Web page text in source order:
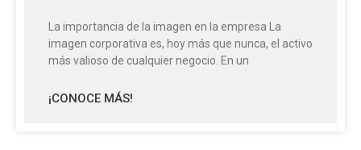
La importancia de la imagen en la empresa La
imagen corporativa es, hoy más que nunca, el activo
más valioso de cualquier negocio. En un
¡CONOCE MÁS!